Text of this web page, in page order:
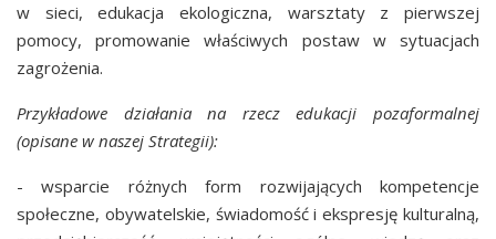
w sieci, edukacja ekologiczna, warsztaty z pierwszej
pomocy, promowanie właściwych postaw w sytuacjach
zagrożenia.
Przykładowe działania na rzecz edukacji pozaformalnej
(opisane w naszej Strategii):
- wsparcie różnych form rozwijających kompetencje
społeczne, obywatelskie, świadomość i ekspresję kulturalną,